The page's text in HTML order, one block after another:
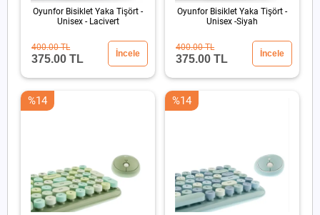
Oyunfor Bisiklet Yaka Tişört -
Unisex - Lacivert
400.00 TL
375.00 TL İncele
Oyunfor Bisiklet Yaka Tişört -
Unisex -Siyah
400.00 TL
375.00 TL İncele
%14 %14